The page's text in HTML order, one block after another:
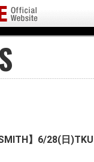
】6/28(日